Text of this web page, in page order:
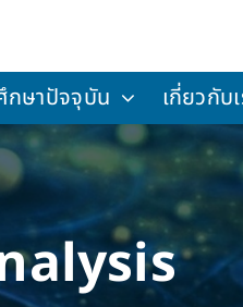
กษาปัจจุบัน เกี่ยวกับ